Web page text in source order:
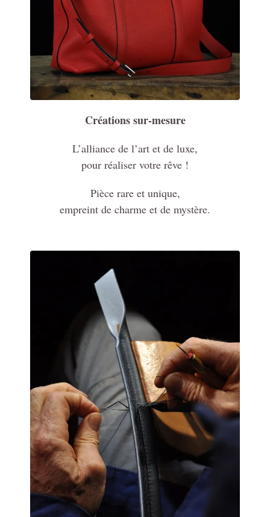
Créations sur-mesure
L’alliance de l’art et de luxe,
pour réaliser votre rêve !
Pièce rare et unique,
empreint de charme et de mystère.